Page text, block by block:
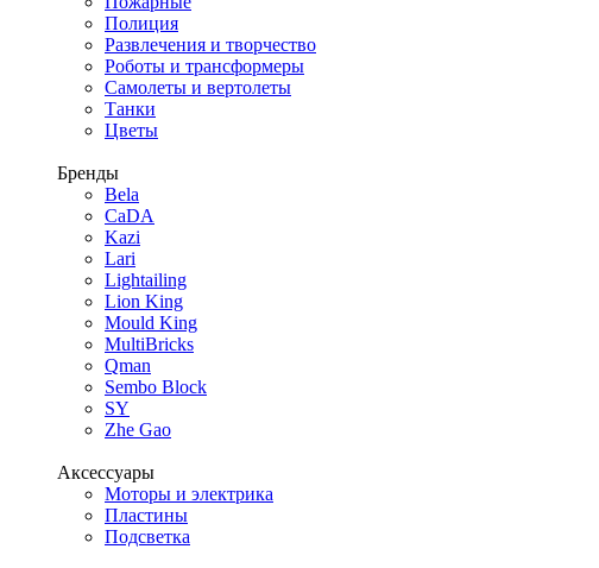
Полиция
Развлечения и творчество
Роботы и трансформеры
Самолеты и вертолеты
Танки
Цветы
Бренды
Bela
CaDA
Kazi
Lari
Lightailing
Lion King
Mould King
MultiBricks
Qman
Sembo Block
SY
Zhe Gao
Аксессуары
Моторы и электрика
Пластины
Подсветка